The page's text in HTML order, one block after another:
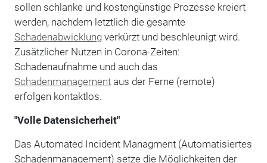
sollen schlanke und kostengünstige Prozesse kreiert
werden, nachdem letztlich die gesamte
Schadenabwicklungverkürzt und beschleunigt wird.
Zusätzlicher Nutzen in Corona-Zeiten:
Schadenaufnahme und auch das
Schadenmanagementaus der Ferne (remote)
erfolgen kontaktlos.
"Volle Datensicherheit"
Das Automated Incident Managment (Automatisiertes
Schadenmanagement) setze die Möglichkeiten der